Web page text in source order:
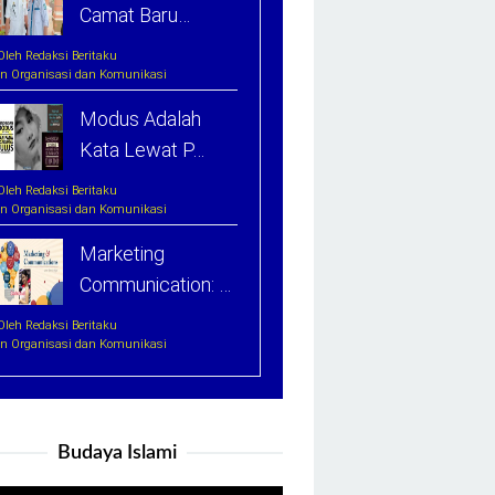
Camat Baru…
Redaksi Beritaku
Organisasi dan Komunikasi
Modus Adalah
Kata Lewat P…
Redaksi Beritaku
Organisasi dan Komunikasi
Marketing
Communication: …
Redaksi Beritaku
Organisasi dan Komunikasi
Budaya Islami